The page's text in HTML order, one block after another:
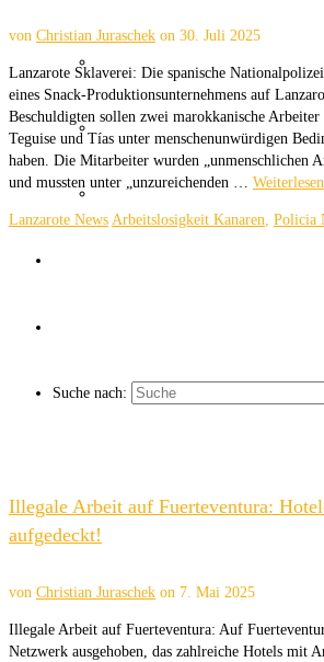
Tourismus Kanaren
Suche nach:
von Christian Juraschek on 30. Juli 2025
Lanzarote Sklaverei: Die spanische
eines Snack-Produktionsunternehmens auf
Beschuldigten sollen zwei marokkanische
Teguise und Tías unter menschenunwürdigen
haben. Die Mitarbeiter wurden „unmenschlichen
und mussten unter „unzureichenden … Weiterlesen
Lanzarote News Arbeitslosigkeit Kanaren, Policia
Illegale Arbeit auf Fuerteventura:
aufgedeckt!
von Christian Juraschek on 7. Mai 2025
Illegale Arbeit auf Fuerteventura: Auf
Netzwerk ausgehoben, das zahlreiche Hotels mit